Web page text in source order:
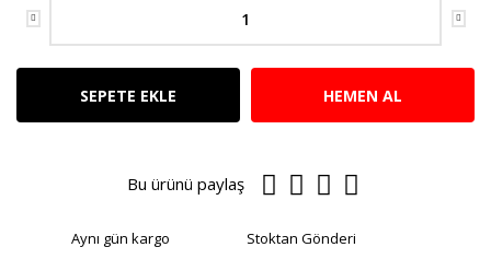
SEPETE EKLE HEMEN AL
Bu ürünü paylaş
Aynı gün kargo Stoktan Gönderi